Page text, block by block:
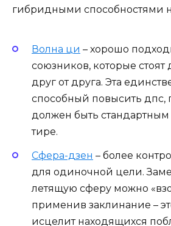
гибридными способностями
Волна ци – хорошо
союзников, которые стоят
друг от друга. Эта
способный повысить дпс,
должен быть
тире.
Сфера-дзен – более
для одиночной цели.
летящую сферу можно
применив заклинание –
исцелит находящихся